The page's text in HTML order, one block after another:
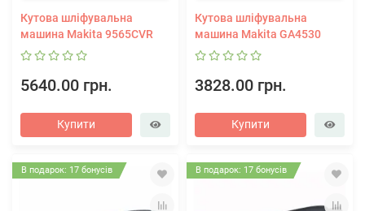
Кутова шліфувальна
машина Makita 9565CVR
5640.00 грн.
Купити
Кутова шліфувальна
машина Makita GA4530
3828.00 грн.
Купити
В подарок: 17 бонусів В подарок: 17 бонусів